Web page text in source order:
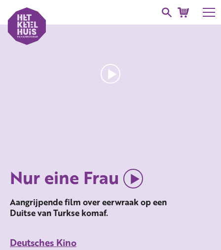
Nur eine Frau
Aangrijpende film over eerwraak op een
Duitse van Turkse komaf.
Deutsches Kino